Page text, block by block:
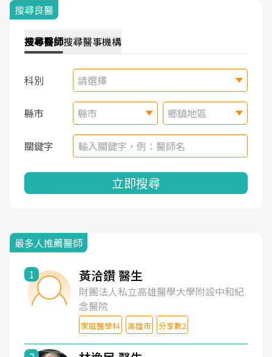
搜尋良醫
搜尋醫師搜尋醫事機構
科別 請選擇
縣市 縣市 鄉鎮地區
關鍵字
立即搜尋
最多人推薦醫師
1 黃洽鑽 醫生
財團法人私立高雄醫學大學附設中和紀
念醫院
家庭醫學科 高雄市 分享數2